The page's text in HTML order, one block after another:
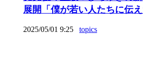
展開「僕が若い人たちに伝
2025/05/01 9:25 topics